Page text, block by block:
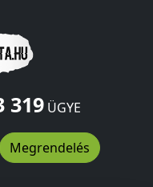
319ÜGYE
Megrendelés